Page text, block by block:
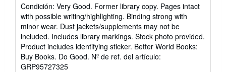
vendedor:
5
de
5
estrellas
Condición: Very Good. Former library copy. Pages intact
with possible writing/highlighting. Binding strong with
minor wear. Dust jackets/supplements may not be
included. Includes library markings. Stock photo provided.
Product includes identifying sticker. Better World Books:
Buy Books. Do Good. Nº de ref. del artículo:
GRP95727325